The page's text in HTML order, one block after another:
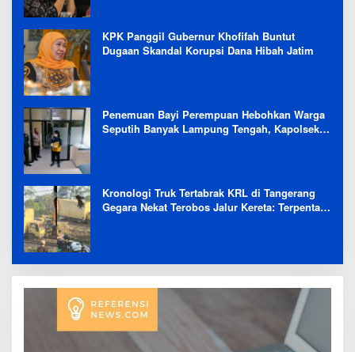
KPK Panggil Gubernur Khofifah Buntut
Dugaan Skandal Korupsi Dana Hibah Jatim
Penemuan Bayi Perempuan Hebohkan Warga
Seputih Banyak Lampung Tengah, Kapolsek:
Kronologi Truk Tertabrak KRL di Tangerang
Gegara Nekat Terobos Jalur Kereta: Terpental,